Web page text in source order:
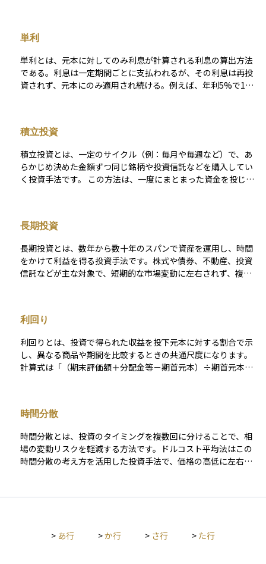
単利
単利とは、元本に対してのみ利息が計算される利息の算出方法
である。利息は一定期間ごとに支払われるが、その利息は再投
資されず、元本にのみ適用され続ける。例えば、年利5%で100
与えるため、長期運用では単利よりも大きな利益を生む傾向が
ある。
積立投資
積立投資とは、一定のサイクル（例：毎月や毎週など）で、あ
らかじめ決めた金額ずつ同じ銘柄や投資信託などを購入してい
く投資手法です。 この方法は、一度にまとまった資金を投じる
み）を抑えられると期待されています。 具体的には、「相場が
下がったときはより多くの口数や株数を買える」「相場が高い
ときは割高な投資を抑えられる」という形で、平均取得単価が
平準化される効果があります。この仕組みは英語で「ドルコス
ト平均法（Dollar Cost Averaging）」とも呼ばれ、特に長期運
ずリスクが軽減されるわけではなく、投資対象自体の価格が大
て、積立する商品や期間、目標リスクなどをしっかり考えたう
えで、自分の資産配分に合った方法を選ぶことが大切です。
長期投資
長期投資とは、数年から数十年のスパンで資産を運用し、時間
をかけて利益を得る投資手法です。株式や債券、不動産、投資
信託などが主な対象で、短期的な市場変動に左右されず、複利
利回り
利回りとは、投資で得られた収益を投下元本に対する割合で示
し、異なる商品や期間を比較するときの共通尺度になります。
計算式は「（期末評価額＋分配金等－期首元本）÷期首元本」
けの利回り」を示す瞬間値で、直近の運用成績や市場の勢いを
把握するのに適しています。トータルリターンは「保有開始か
ら売却・償還までの累積リターン」を示し、長期投資の成果を
測る指標です。保有期間が異なる商品どうしを比べるときは、
トータルリターンを年平均成長率（CAGR）に換算して年率を
で割ったネット利回りと、対象資産ごとに計算対象は変わりま
時間分散
時間分散とは、投資のタイミングを複数回に分けることで、相
場の変動リスクを軽減する方法です。ドルコスト平均法はこの
時間分散の考え方を活用した投資手法で、価格の高低に左右さ
> あ行 >か行 > さ行 > た行